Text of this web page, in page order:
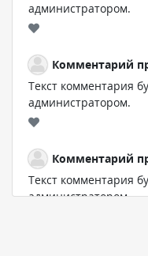
администратором.
Комментарий
Текст комментария
администратором.
Комментарий
Текст комментария
администратором.